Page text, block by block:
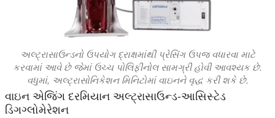
અલ્ટ્રાસાઉન્ડનો ઉપયોગ દ્રાક્ષમાંથી પ્રેસિંગ ઉપજ વધારવા માટે
કરવામાં આવે છે જેમાં ઉચ્ચ પોલિફીનોલ સામગ્રી હોવી આવશ્યક છે.
વધુમાં, અલ્ટ્રાસોનિકેશન મિનિટોમાં વાઇનને વૃદ્ધ કરી શકે છે.
વાઇન એજિંગ દરમિયાન અલ્ટ્રાસાઉન્ડ-આસિસ્ટેડ
ડિગગ્લોમેરેશન